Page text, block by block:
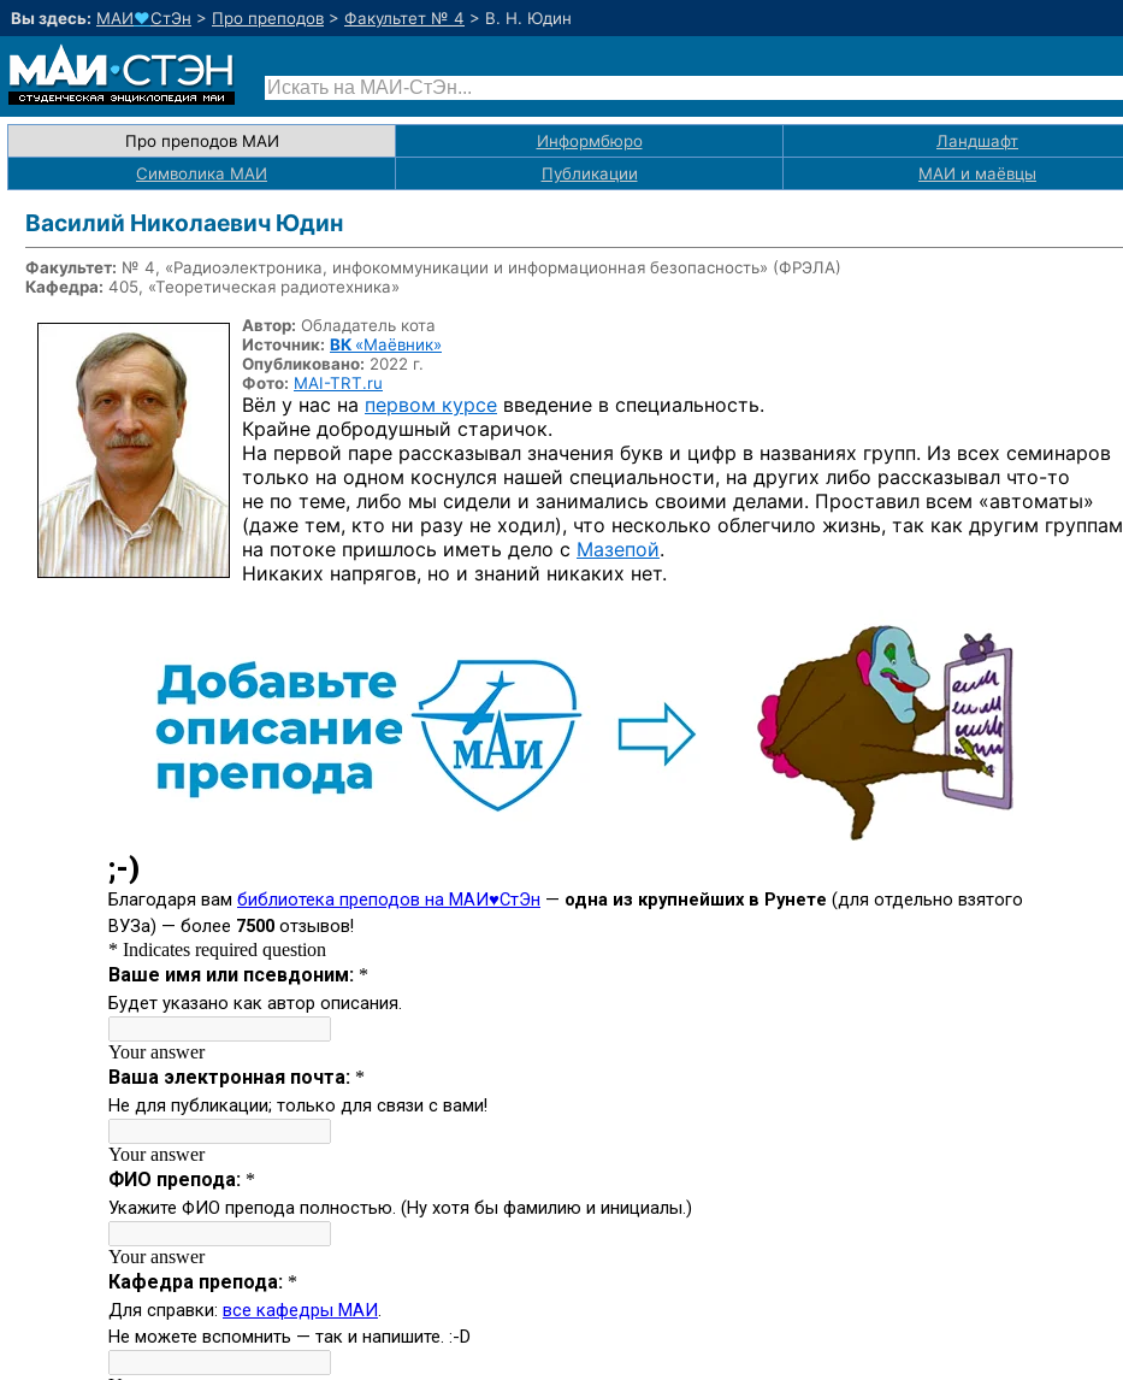
Вы здесь: МАИ♥СтЭн > Про преподов > Факультет № 4 > В. Н. Юдин
Про преподов МАИ Информбюро
Ландшафт
Символика МАИ
Публикации МАИ и маёвцы
Василий Николаевич Юдин
Факультет: № 4, «Радиоэлектроника, инфокоммуникации и информационная безопасность» (ФРЭЛА)
Кафедра: 405, «Теоретическая радиотехника»
Автор: Обладатель кота
Источник: ВК «Маёвник»
Опубликовано: 2022 г.
Фото: MAI-TRT.ru
Вёл у нас на первом курсе введение в специальность.
Крайне добродушный старичок.
На первой паре рассказывал значения букв и цифр в названиях групп. Из всех семинаров
только на одном коснулся нашей специальности, на других либо рассказывал что-то
не по теме, либо мы сидели и занимались своими делами. Проставил всем «автоматы»
(даже тем, кто ни разу не ходил), что несколько облегчило жизнь, так как другим группам
на потоке пришлось иметь дело с Мазепой.
Никаких напрягов, но и знаний никаких нет.